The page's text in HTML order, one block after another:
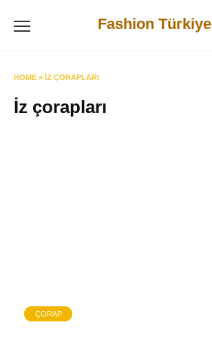
Fashion Türkiye
HOME » İZ ÇORAPLARI
İz çorapları
ÇORAP